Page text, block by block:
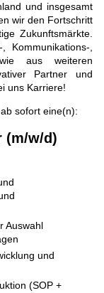
und insgesamt
wir den Fortschritt
Zukunftsmärkte.
Kommunikations-,
aus weiteren
Partner und
uns Karriere!
ab sofort eine(n):
(m/w/d)
Auswahl
und
(SOP +